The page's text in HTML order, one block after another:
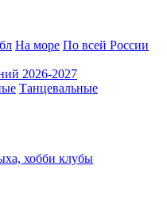
На море По всей России
2026-2027
Танцевальные
хобби клубы